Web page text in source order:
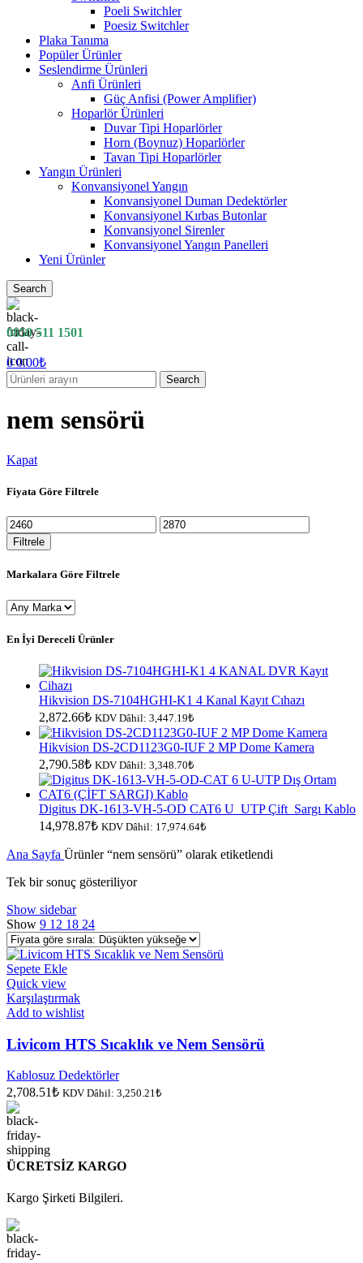
Poeli Switchler
Poesiz Switchler
Plaka Tanıma
Popüler Ürünler
Seslendirme Ürünleri
Anfi Ürünleri
Güç Anfisi (Power Amplifier)
Hoparlör Ürünleri
Duvar Tipi Hoparlörler
Horn (Boynuz) Hoparlörler
Tavan Tipi Hoparlörler
Yangın Ürünleri
Konvansiyonel Yangın
Konvansiyonel Duman Dedektörler
Konvansiyonel Kırbas Butonlar
Konvansiyonel Sirenler
Konvansiyonel Yangın Panelleri
Yeni Ürünler
Search
0850 511 1501
00.00₺
Search
nem sensörü
Kapat
Fiyata Göre Filtrele
En
düşük
fiyat
En
yüksek
Filtrele
Markalara Göre Filtrele
En İyi Dereceli Ürünler
Hikvision DS-7104HGHI-K1 4 Kanal Kayıt Cıhazı
2,872.66₺ KDV Dâhil: 3,447.19₺
Hikvision DS-2CD1123G0-IUF 2 MP Dome Kamera
2,790.58₺ KDV Dâhil: 3,348.70₺
Digitus DK-1613-VH-5-OD CAT6 U_UTP Çift_Sargı Kablo
14,978.87₺ KDV Dâhil: 17,974.64₺
Ana Sayfa Ürünler “nem sensörü” olarak etiketlendi
Tek bir sonuç gösteriliyor
Show sidebar
Show 9 12 18 24
Sepete Ekle
Quick view
Karşılaştırmak
Add to wishlist
Livicom HTS Sıcaklık ve Nem Sensörü
Kablosuz Dedektörler
2,708.51₺ KDV Dâhil: 3,250.21₺
ÜCRETSİZ KARGO
Kargo Şirketi Bilgileri.